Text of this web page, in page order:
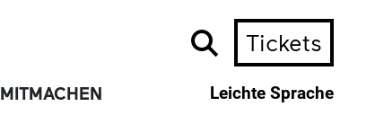
MITMACHEN
Tickets
Leichte Sprache